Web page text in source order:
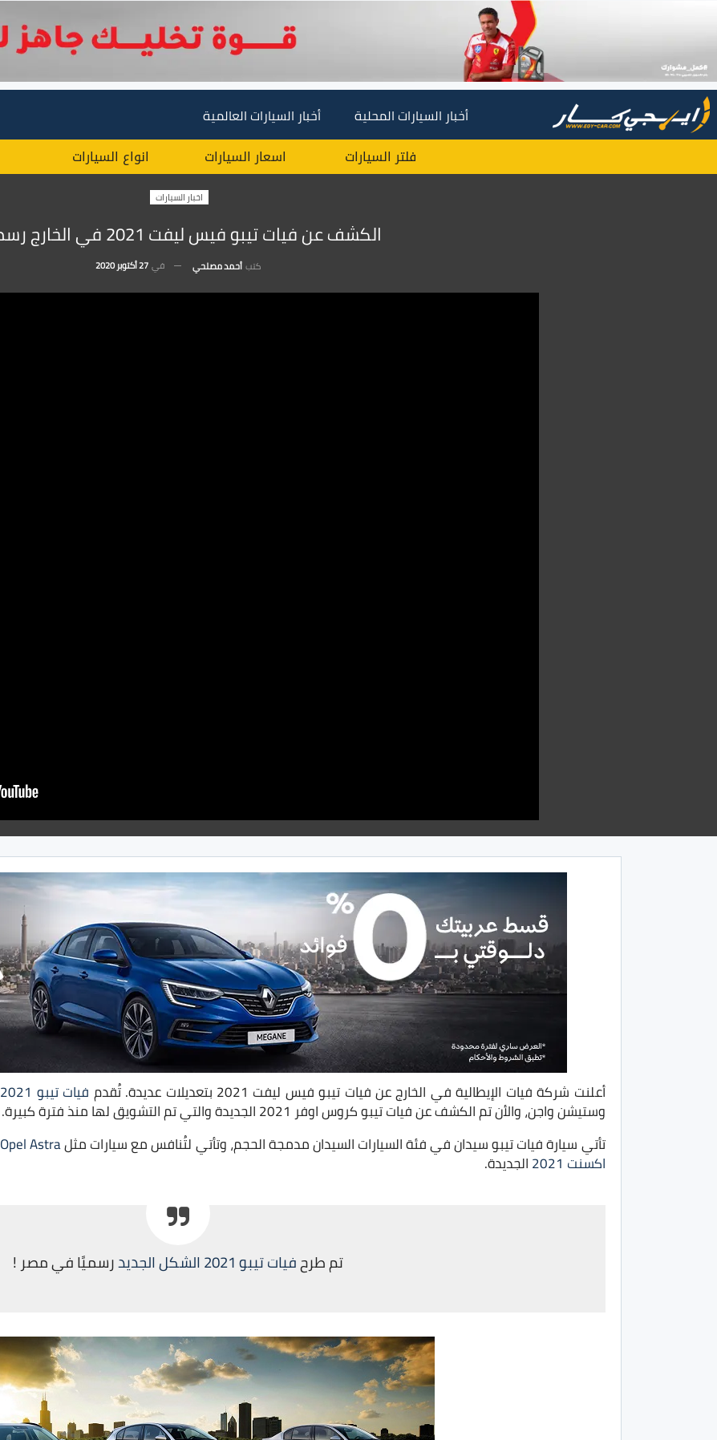
أخبار السيارات المحلية أخبار السيارات العالمية
فلتر السيارات اسعار السيارات انواع السيارات
اخبار السيارات
الكشف عن فيات تيبو فيس ليفت 2021 في الخارج رسميًا !
كتب أحمد مصلحي في 27 أكتوبر 2020
أعلنت شركة فيات الإيطالية في الخارج عن فيات تيبو فيس ليفت 2021 بتعديلات عديدة. تُقدم فيات تيبو 2021
وستيشن واجن، والأن تم الكشف عن فيات تيبو كروس اوفر 2021 الجديدة والتي تم التشويق لها منذ فترة كبيرة.
تأتي سيارة فيات تيبو سيدان في فئة السيارات السيدان مدمجة الحجم، وتأتي لتُنافس مع سيارات مثلOpel Astra
اكسنت 2021 الجديدة.
تم طرحفيات تيبو 2021 الشكل الجديد رسميًا في مصر !